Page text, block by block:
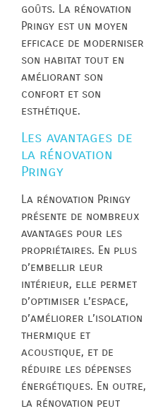
goûts. La rénovation
Pringy est un moyen
efficace de moderniser
son habitat tout en
améliorant son
confort et son
esthétique.
Les avantages de
la rénovation
Pringy
La rénovation Pringy
présente de nombreux
avantages pour les
propriétaires. En plus
d’embellir leur
intérieur, elle permet
d’optimiser l’espace,
d’améliorer l’isolation
thermique et
acoustique, et de
réduire les dépenses
énergétiques. En outre,
la rénovation peut